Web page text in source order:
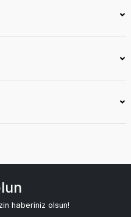
haberiniz olsun!